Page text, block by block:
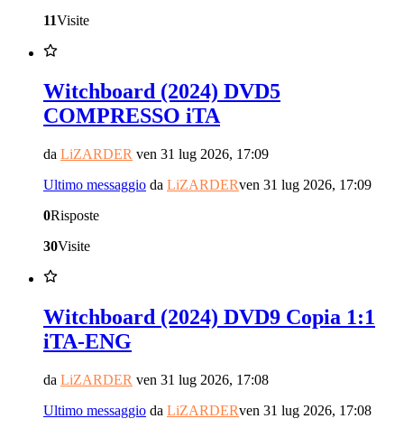
11Visite
Witchboard (2024) DVD5
COMPRESSO iTA
da LiZARDER ven 31 lug 2026, 17:09
Ultimo messaggio da LiZARDERven 31 lug 2026, 17:09
0Risposte
30Visite
Witchboard (2024) DVD9 Copia 1:1
iTA-ENG
da LiZARDER ven 31 lug 2026, 17:08
Ultimo messaggio da LiZARDERven 31 lug 2026, 17:08